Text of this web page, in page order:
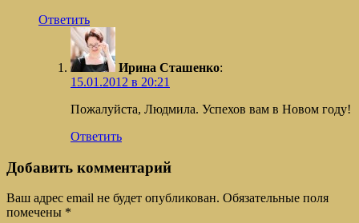
Ответить
Ирина Сташенко:
15.01.2012 в 20:21
Пожалуйста, Людмила. Успехов вам в Новом году!
Ответить
Добавить комментарий
Ваш адрес email не будет опубликован. Обязательные поля
помечены *